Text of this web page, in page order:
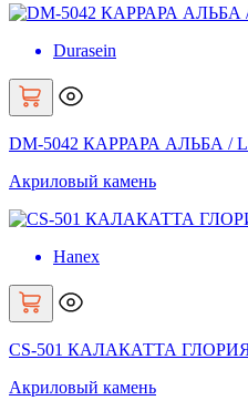
Durasein
DM-5042 КАРРАРА АЛЬБА /
Акриловый камень
Hanex
CS-501 КАЛАКАТТА ГЛОРИЯ
Акриловый камень